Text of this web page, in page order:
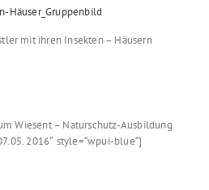
mit ihren Insekten – Häusern
Wiesent – Naturschutz-Ausbildung
2016″ style=“wpui-blue“]